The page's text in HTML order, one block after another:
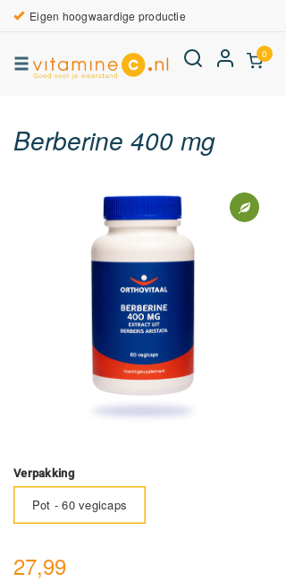
Eigen hoogwaardige productie
0
Berberine 400 mg
Verpakking
Pot - 60 vegicaps
27,99